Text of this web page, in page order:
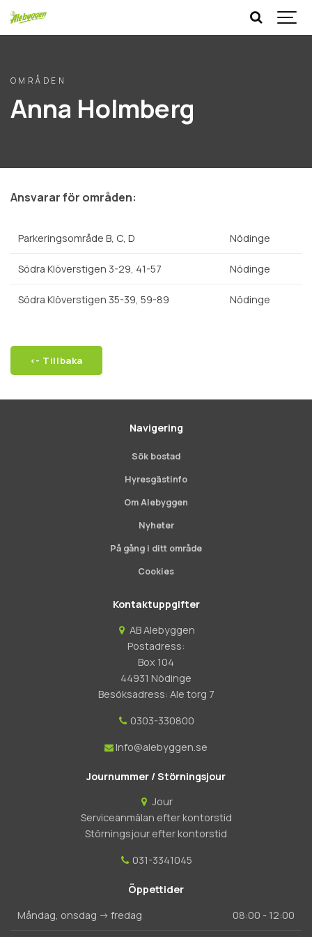
OMRÅDEN
Anna Holmberg
Ansvarar för områden:
Parkeringsområde B, C, D Nödinge
Södra Klöverstigen 3-29, 41-57 Nödinge
Södra Klöverstigen 35-39, 59-89 Nödinge
<- Tillbaka
Navigering
Sök bostad
Hyresgästinfo
Om Alebyggen
Nyheter
På gång i ditt område
Cookies
Kontaktuppgifter
AB Alebyggen
Postadress:
Box 104
44931 Nödinge
Besöksadress: Ale torg 7
0303-330800
Info@alebyggen.se
Journummer / Störningsjour
Jour
Serviceanmälan efter kontorstid
Störningsjour efter kontorstid
031-3341045
Öppettider
08:00 - 12:00
Måndag, onsdag -> fredag